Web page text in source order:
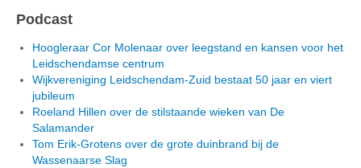
Podcast
Hoogleraar Cor Molenaar over leegstand en kansen voor het
Leidschendamse centrum
Wijkvereniging Leidschendam-Zuid bestaat 50 jaar en viert
jubileum
Roeland Hillen over de stilstaande wieken van De
Salamander
Tom Erik-Grotens over de grote duinbrand bij de
Wassenaarse Slag